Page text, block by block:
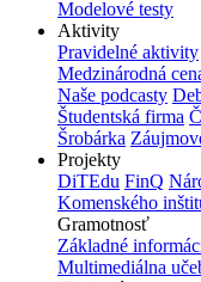
Modelové testy
Aktivity
Pravidelné aktivity
Medzinárodná
Naše podcasty
Študentská firma
Šrobárka
Projekty
DiTEdu FinQ
Komenského
Gramotnosť
Základné
Multimediálna